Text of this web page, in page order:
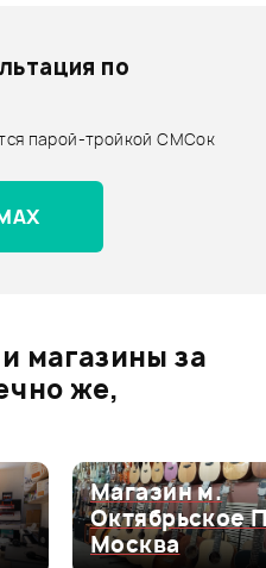
отзыв и получите
0
0
0
по
парой-тройкой СМСок
магазины за
же,
Магазин м.
Октябрьское
Москва